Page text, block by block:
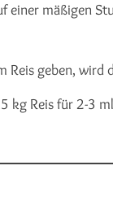
einer mäßigen
Reis geben,
kg Reis für 2-3